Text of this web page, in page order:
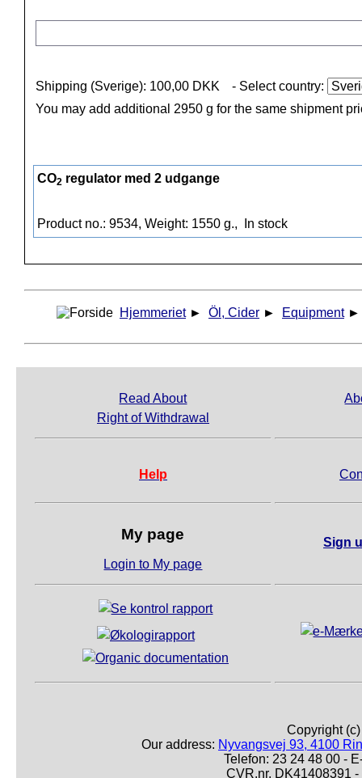
Shipping (Sverige): 100,00 DKK
- Select country:
You may add additional 2950 g for the same shipment
CO2 regulator med 2 udgange
Product no.: 9534, Weight: 1550 g., In stock
Hjemmeriet ► Öl, Cider ► Equipment
Read About
Right of Withdrawal
Help
My page
Login to My page
Sign
Copyright
Our address: Nyvangsvej 93, 4100
Telefon: 23 24 48 00 -
CVR.nr. DK41408391